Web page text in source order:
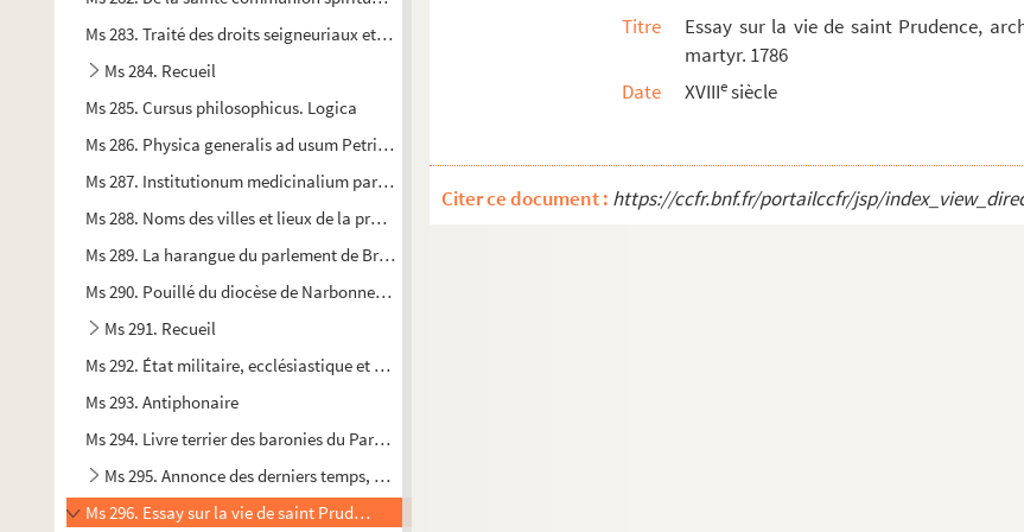
Ms 283. Traité des droits seigneuriaux et des matières féodales
Ms 284. Recueil
Ms 285. Cursus philosophicus. Logica
Ms 286. Physica generalis ad usum Petri Brunet, clerici Limoliensis, dioecesis Narbonensis, convictoris et s...
Ms 287. Institutionum medicinalium pars quinta. Therapeutice
Ms 288. Noms des villes et lieux de la province de Languedoc
Ms 289. La harangue du parlement de Bretagne
Ms 290. Pouillé du diocèse de Narbonne, dressé par feu M. Caldaguez, chanoine de Saint-Just, syndic du clerg...
Ms 291. Recueil
Ms 292. État militaire, ecclésiastique et politique du Roussillon. 1751
Ms 293. Antiphonaire
Ms 294. Livre terrier des baronies du Paraza et du Villa des Ports, fait sur les reconnoissances desdites ba...
Ms 295. Annonce des derniers temps, d'après les évangélistes et les apôtres. 1795
Ms 296. Essay sur la vie de saint Prudence, archidiacre de l'église de Narbonne, docteur et martyr. 1786
Titre
Essay sur la vie de saint Prudence,
martyr. 1786
Date
XVIIIesiècle
Citer ce document : https://ccfr.bnf.fr/portailccfr/jsp/